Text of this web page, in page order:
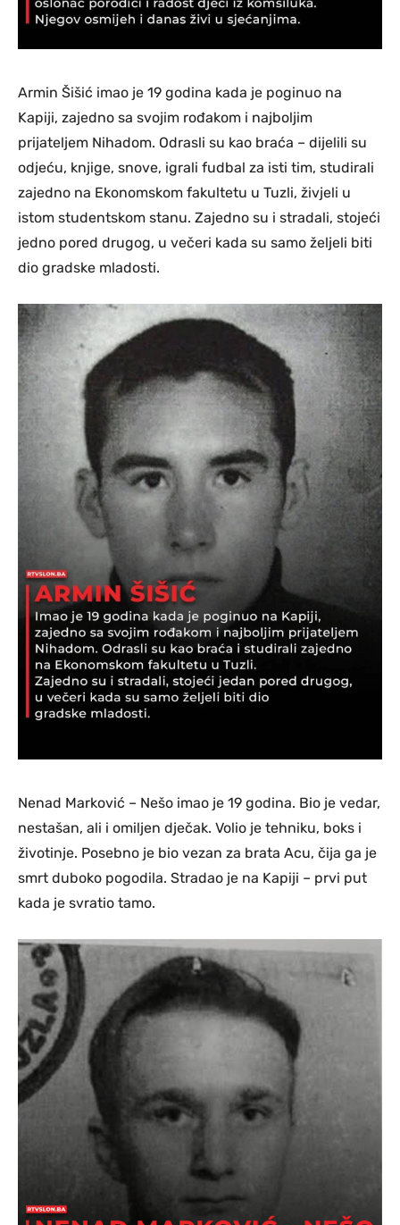
Armin Šišić imao je 19 godina kada je poginuo na
Kapiji, zajedno sa svojim rođakom i najboljim
prijateljem Nihadom. Odrasli su kao braća – dijelili su
odjeću, knjige, snove, igrali fudbal za isti tim, studirali
zajedno na Ekonomskom fakultetu u Tuzli, živjeli u
istom studentskom stanu. Zajedno su i stradali, stojeći
jedno pored drugog, u večeri kada su samo željeli biti
dio gradske mladosti.
Nenad Marković – Nešo imao je 19 godina. Bio je vedar,
nestašan, ali i omiljen dječak. Volio je tehniku, boks i
životinje. Posebno je bio vezan za brata Acu, čija ga je
smrt duboko pogodila. Stradao je na Kapiji – prvi put
kada je svratio tamo.